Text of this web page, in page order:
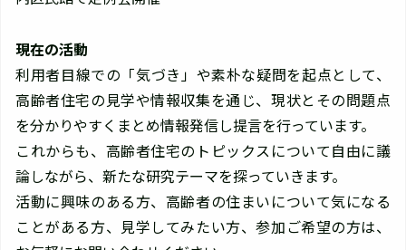
現在の活動
利用者目線での「気づき」や素朴な疑問を起点として、
高齢者住宅の見学や情報収集を通じ、現状とその問題点
を分かりやすくまとめ情報発信し提言を行っています。
これからも、高齢者住宅のトピックスについて自由に議
論しながら、新たな研究テーマを探っていきます。
活動に興味のある方、高齢者の住まいについて気になる
ことがある方、見学してみたい方、参加ご希望の方は、